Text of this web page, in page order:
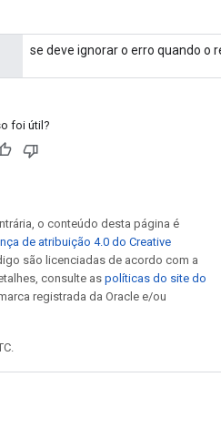
se deve ignorar o erro quando o
foi útil?
o conteúdo desta página é
de atribuição 4.0 do Creative
são licenciadas de acordo com a
consulte as políticas do site do
registrada da Oracle e/ou